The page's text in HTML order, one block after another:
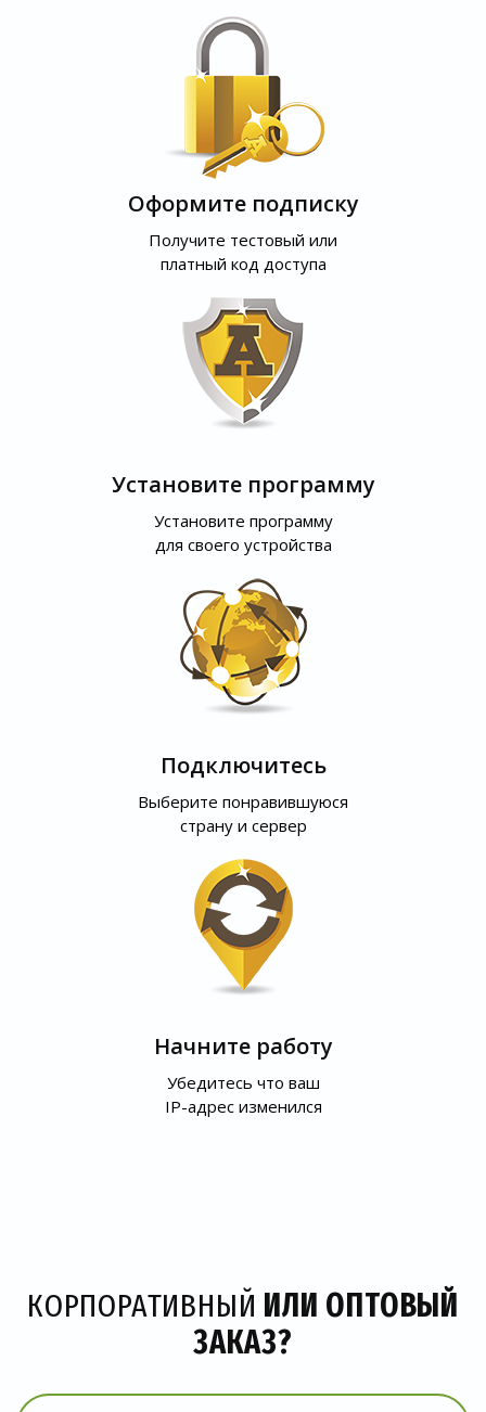
Оформите подписку
Получите тестовый или
платный код доступа
Установите программу
Установите программу
для своего устройства
Подключитесь
Выберите понравившуюся
страну и сервер
Начните работу
Убедитесь что ваш
IP-адрес изменился
КОРПОРАТИВНЫЙ ИЛИ ОПТОВЫЙ
ЗАКАЗ?